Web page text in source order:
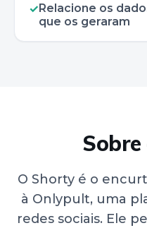
✓Relacione os
que os geraram
O Shorty é o
à Onlypult, uma
redes sociais. Ele